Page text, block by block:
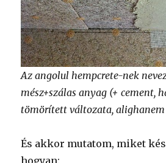
Az angolul hempcrete-nek
mész+szálas anyag (+ cement,
tömörített változata,
És akkor mutatom, miket